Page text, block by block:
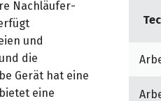
Nachläufer-
und
die
Gerät hat eine
eine